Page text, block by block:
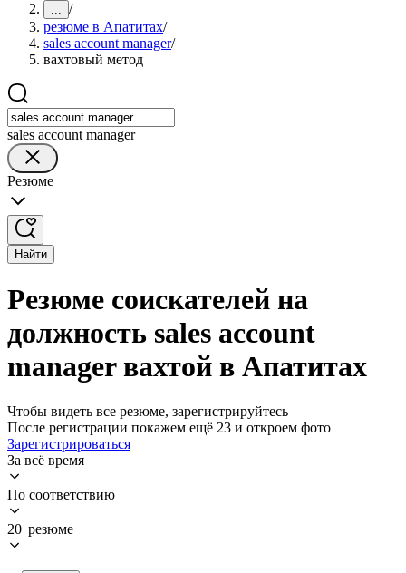
... /
резюме в Апатитах/
sales account manager/
вахтовый метод
sales account manager
Резюме
Найти
Резюме соискателей на
должность sales account
manager вахтой в Апатитах
Чтобы видеть все резюме, зарегистрируйтесь
После регистрации покажем ещё 23 и откроем фото
Зарегистрироваться
За всё время
По соответствию
20 резюме